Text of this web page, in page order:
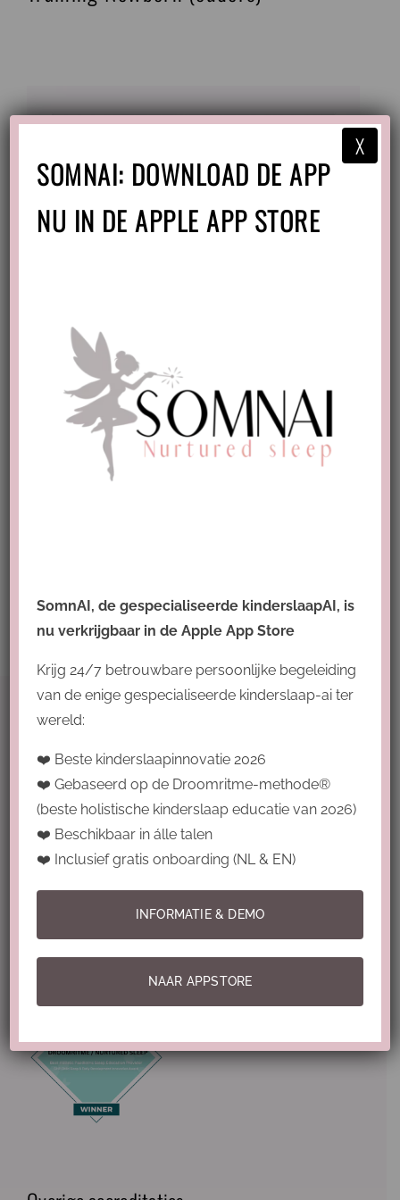
Opleidingsblok 1: Slaap (0-4 jaar)
Algemene voorwaarden
Privacy policy & disclaimer
Best Holistic Pediatric Sleep Education
2026
SOMNAI: DOWNLOAD DE APP
NU IN DE APPLE APP STORE
SomnAI, de gespecialiseerde kinderslaapAI, is
nu verkrijgbaar in de Apple App Store
Krijg 24/7 betrouwbare persoonlijke begeleiding
van de enige gespecialiseerde kinderslaap-ai ter
wereld:
❤️ Beste kinderslaapinnovatie 2026
❤️ Gebaseerd op de Droomritme-methode®
(beste holistische kinderslaap educatie van 2026)
❤️ Beschikbaar in álle talen
❤️ Inclusief gratis onboarding (NL & EN)
INFORMATIE & DEMO
NAAR APPSTORE
X